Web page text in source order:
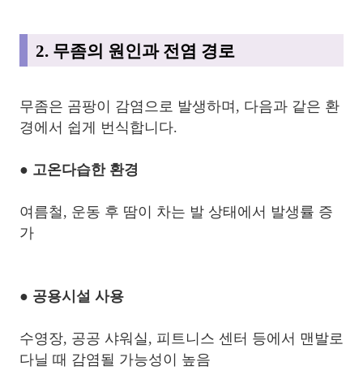
2. 무좀의 원인과 전염 경로
무좀은 곰팡이 감염으로 발생하며, 다음과 같은 환
경에서 쉽게 번식합니다.
● 고온다습한 환경
여름철, 운동 후 땀이 차는 발 상태에서 발생률 증
가
● 공용시설 사용
수영장, 공공 샤워실, 피트니스 센터 등에서 맨발로
다닐 때 감염될 가능성이 높음